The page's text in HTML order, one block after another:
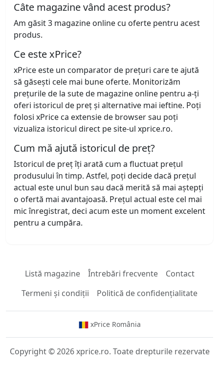
Câte magazine vând acest produs?
Am găsit 3 magazine online cu oferte pentru acest
produs.
Ce este xPrice?
xPrice este un comparator de prețuri care te ajută
să găsești cele mai bune oferte. Monitorizăm
prețurile de la sute de magazine online pentru a-ți
oferi istoricul de preț și alternative mai ieftine. Poți
folosi xPrice ca extensie de browser sau poți
vizualiza istoricul direct pe site-ul xprice.ro.
Cum mă ajută istoricul de preț?
Istoricul de preț îți arată cum a fluctuat prețul
produsului în timp. Astfel, poți decide dacă prețul
actual este unul bun sau dacă merită să mai aștepți
o ofertă mai avantajoasă. Prețul actual este cel mai
mic înregistrat, deci acum este un moment excelent
pentru a cumpăra.
Listă magazine Întrebări frecvente
Contact
Termeni și condiții
Politică de confidențialitate
xPrice România
Copyright © 2026 xprice.ro. Toate drepturile rezervate